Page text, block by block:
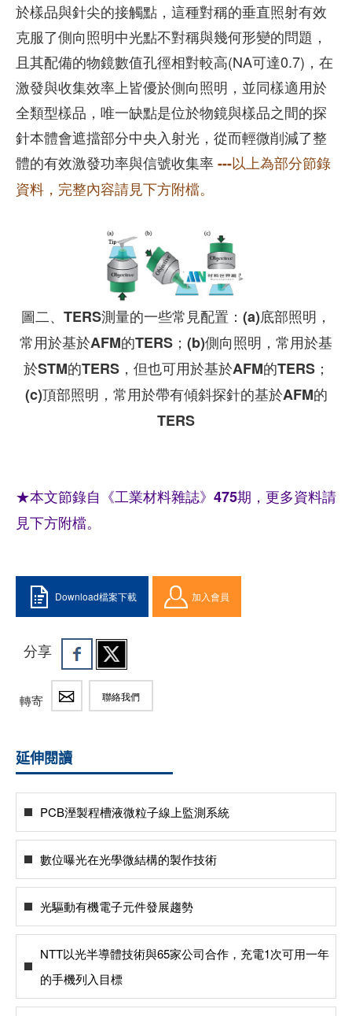
於樣品與針尖的接觸點，這種對稱的垂直照射有效
克服了側向照明中光點不對稱與幾何形變的問題，
且其配備的物鏡數值孔徑相對較高(NA可達0.7)，在
激發與收集效率上皆優於側向照明，並同樣適用於
全類型樣品，唯一缺點是位於物鏡與樣品之間的探
針本體會遮擋部分中央入射光，從而輕微削減了整
體的有效激發功率與信號收集率---以上為部分節錄
資料，完整內容請見下方附檔。
圖二、TERS測量的一些常見配置：(a)底部照明，
常用於基於AFM的TERS；(b)側向照明，常用於基
於STM的TERS，但也可用於基於AFM的TERS；
(c)頂部照明，常用於帶有傾斜探針的基於AFM的
TERS
★本文節錄自《工業材料雜誌》475期，更多資料請
見下方附檔。
Download檔案下載 加入會員
分享
轉寄 聯絡我們
延伸閱讀
PCB溼製程槽液微粒子線上監測系統
數位曝光在光學微結構的製作技術
光驅動有機電子元件發展趨勢
NTT以光半導體技術與65家公司合作，充電1次可用一年
的手機列入目標